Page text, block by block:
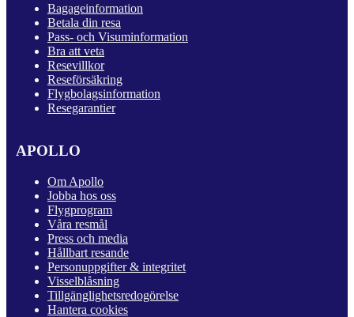
Bagageinformation
Betala din resa
Pass- och Visuminformation
Bra att veta
Resevillkor
Reseförsäkring
Flygbolagsinformation
Resegarantier
APOLLO
Om Apollo
Jobba hos oss
Flygprogram
Våra resmål
Press och media
Hållbart resande
Personuppgifter & integritet
Visselblåsning
Tillgänglighetsredogörelse
Hantera cookies